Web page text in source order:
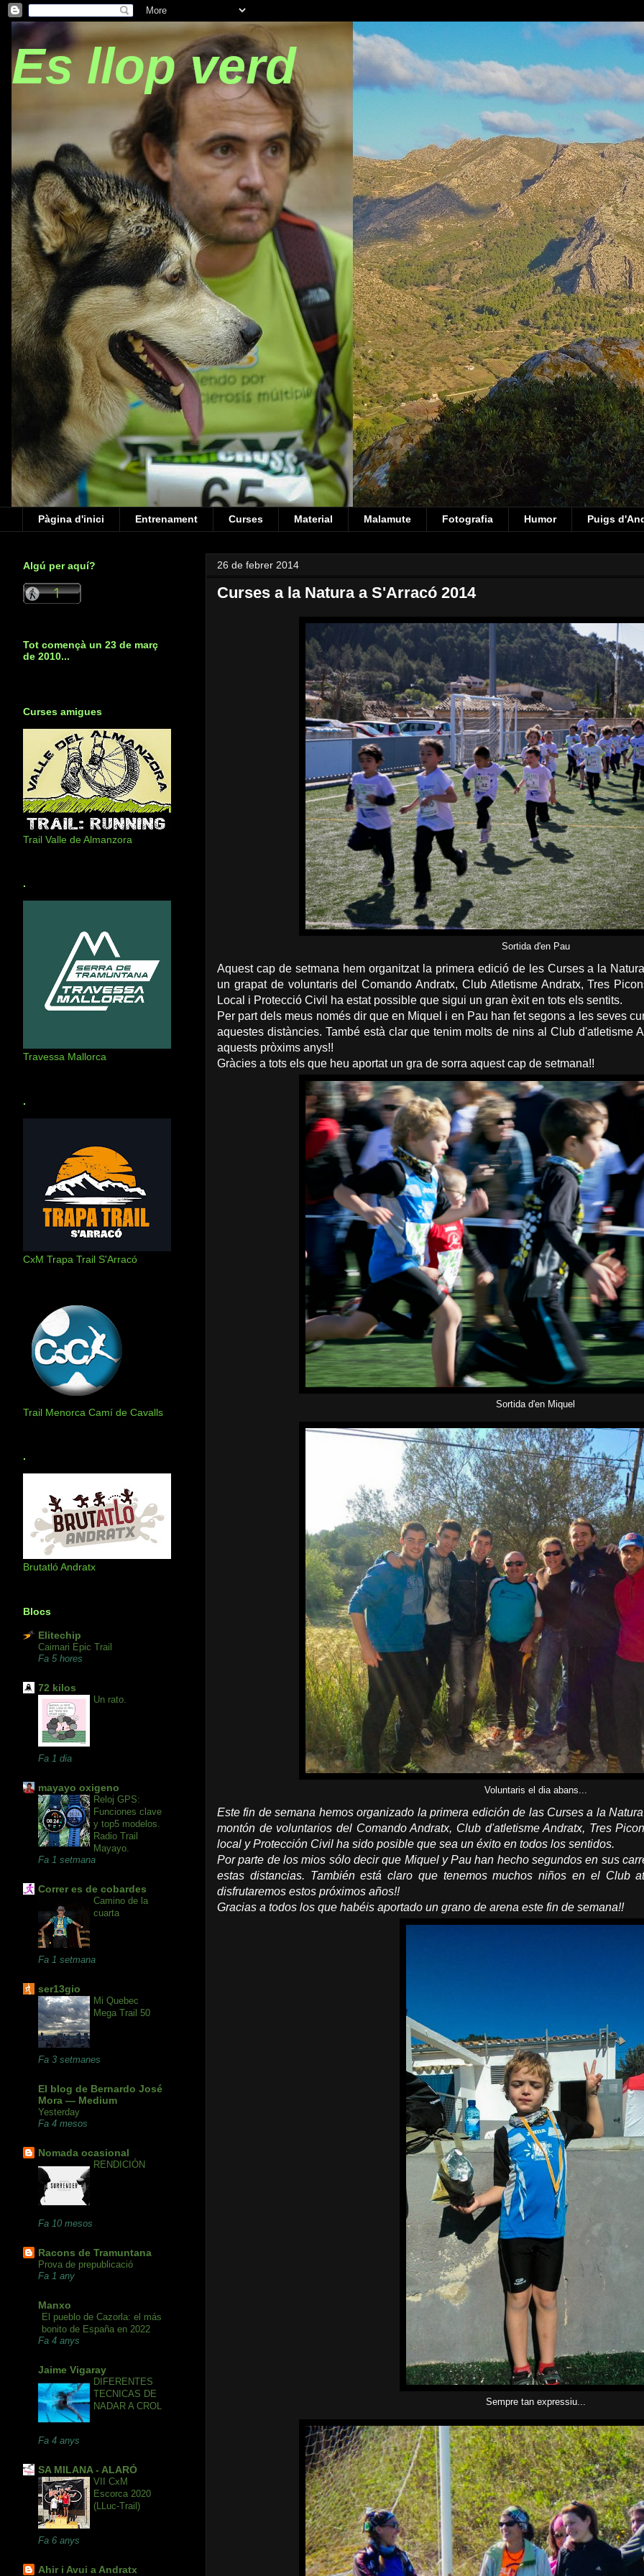
Es llop verd
Pàgina d'inici Entrenament Curses Material Malamute Fotografia Humor Puigs
26 de febrer 2014
Curses a la Natura a S'Arracó 2014
Sortida d'en Pau
Aquest cap de setmana hem organitzat la primera edició de les Curses a la
un grapat de voluntaris del Comando Andratx, Club Atletisme Andratx, Tres
Local i Protecció Civil ha estat possible que sigui un gran èxit en tots els sentits.
Per part dels meus només dir que en Miquel i en Pau han fet segons a les seves
aquestes distàncies. També està clar que tenim molts de nins al Club d'atletisme
aquests pròxims anys!!
Gràcies a tots els que heu aportat un gra de sorra aquest cap de setmana!!
Sortida d'en Miquel
Voluntaris el dia abans...
Este fin de semana hemos organizado la primera edición de las Curses a la
montón de voluntarios del Comando Andratx, Club d'atletisme Andratx, Tres
local y Protección Civil ha sido posible que sea un éxito en todos los sentidos.
Por parte de los mios sólo decir que Miquel y Pau han hecho segundos en sus
estas distancias. También está claro que tenemos muchos niños en el Club
disfrutaremos estos próximos años!!
Gracias a todos los que habéis aportado un grano de arena este fin de semana!!
Sempre tan expressiu...
Algú per aquí?
Tot començà un 23 de març
de 2010...
Curses amigues
Trail Valle de Almanzora
.
Travessa Mallorca
.
CxM Trapa Trail S'Arracó
Trail Menorca Camí de Cavalls
.
Brutatló Andratx
Blocs
Elitechip
Caimari Epic Trail
Fa 5 hores
72 kilos
Un rato.
Fa 1 dia
mayayo oxigeno
Reloj GPS:
Funciones clave
y top5 modelos.
Radio Trail
Mayayo.
Fa 1 setmana
Correr es de cobardes
Camino de la
cuarta
Fa 1 setmana
ser13gio
Mi Quebec
Mega Trail 50
Fa 3 setmanes
El blog de Bernardo José
Mora — Medium
Yesterday
Fa 4 mesos
Nomada ocasional
RENDICIÓN
Fa 10 mesos
Racons de Tramuntana
Prova de prepublicació
Fa 1 any
Manxo
El pueblo de Cazorla: el más
bonito de España en 2022
Fa 4 anys
Jaime Vigaray
DIFERENTES
TECNICAS DE
NADAR A CROL
Fa 4 anys
SA MILANA - ALARÓ
VII CxM
Escorca 2020
(LLuc-Trail)
Fa 6 anys
Ahir i Avui a Andratx